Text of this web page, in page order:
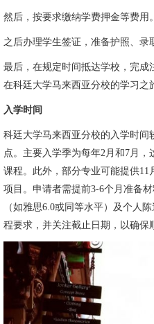
然后，按要求缴纳学费押金等费用。
之后办理学生签证，准备护照、录
最后，在规定时间抵达学校，完成
在科廷大学马来西亚分校的学习之
入学时间
科廷大学马来西亚分校的入学时
点。主要入学季为每年2月和7月
课程。此外，部分专业可能提供
项目。申请者需提前3-6个月准备
（如雅思6.0或同等水平）及个人
程要求，并关注截止日期，以确保